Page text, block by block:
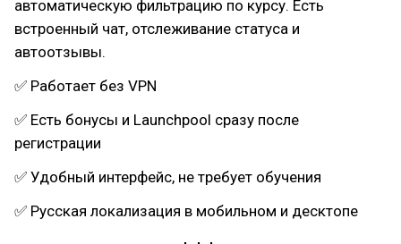
автоматическую фильтрацию по курсу. Есть
встроенный чат, отслеживание статуса и
автоотзывы.
✅ Работает без VPN
✅ Есть бонусы и Launchpool сразу после
регистрации
✅ Удобный интерфейс, не требует обучения
✅ Русская локализация в мобильном и десктопе